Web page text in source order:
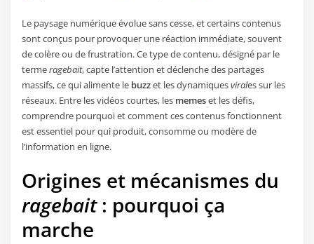
Le paysage numérique évolue sans cesse, et certains contenus
sont conçus pour provoquer une réaction immédiate, souvent
de colère ou de frustration. Ce type de contenu, désigné par le
termeragebait, capte l’attention et déclenche des partages
massifs, ce qui alimente le buzzet les dynamiquesvirales sur les
réseaux. Entre les vidéos courtes, les memeset les défis,
comprendre pourquoi et comment ces contenus fonctionnent
est essentiel pour qui produit, consomme ou modère de
l’information en ligne.
Origines et mécanismes du
ragebait: pourquoi ça
marche